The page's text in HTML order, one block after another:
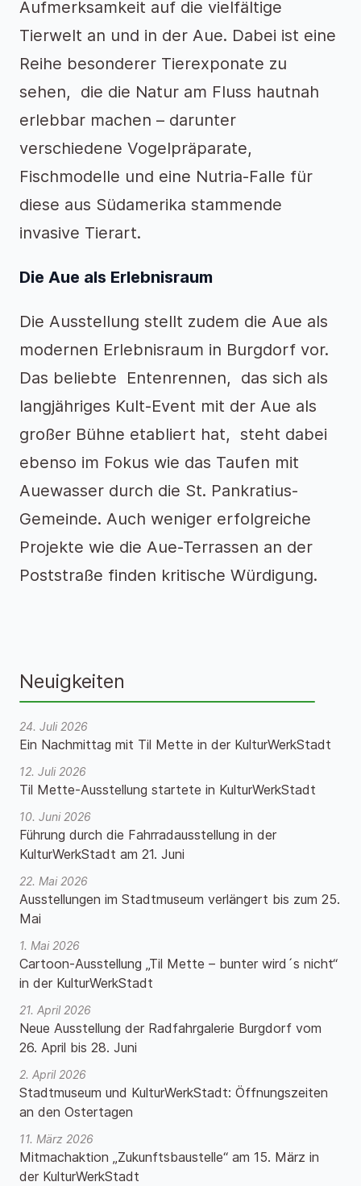
Aufmerksamkeit auf die vielfältige
Tierwelt an und in der Aue. Dabei ist eine
Reihe besonderer Tierexponate zu
sehen, die die Natur am Fluss hautnah
erlebbar machen – darunter
verschiedene Vogelpräparate,
Fischmodelle und eine Nutria-Falle für
diese aus Südamerika stammende
invasive Tierart.
Die Aue als Erlebnisraum
Die Ausstellung stellt zudem die Aue als
modernen Erlebnisraum in Burgdorf vor.
Das beliebte Entenrennen, das sich als
langjähriges Kult-Event mit der Aue als
großer Bühne etabliert hat, steht dabei
ebenso im Fokus wie das Taufen mit
Auewasser durch die St. Pankratius-
Gemeinde. Auch weniger erfolgreiche
Projekte wie die Aue-Terrassen an der
Poststraße finden kritische Würdigung.
Neuigkeiten
24. Juli 2026
Ein Nachmittag mit Til Mette in der KulturWerkStadt
12. Juli 2026
Til Mette-Ausstellung startete in KulturWerkStadt
10. Juni 2026
Führung durch die Fahrradausstellung in der
KulturWerkStadt am 21. Juni
22. Mai 2026
Ausstellungen im Stadtmuseum verlängert bis zum 25.
Mai
1. Mai 2026
Cartoon-Ausstellung „Til Mette – bunter wird´s nicht“
in der KulturWerkStadt
21. April 2026
Neue Ausstellung der Radfahrgalerie Burgdorf vom
26. April bis 28. Juni
2. April 2026
Stadtmuseum und KulturWerkStadt: Öffnungszeiten
an den Ostertagen
11. März 2026
Mitmachaktion „Zukunftsbaustelle“ am 15. März in
der KulturWerkStadt